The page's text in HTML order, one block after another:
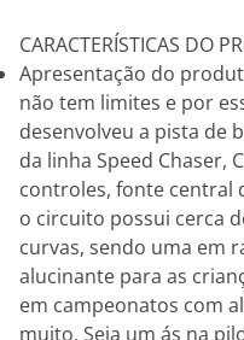
CARACTERÍSTICAS DO
Apresentação do
não tem limites e por
desenvolveu a pista de
da linha Speed Chaser,
controles, fonte central
o circuito possui cerca
curvas, sendo uma em
alucinante para as
em campeonatos com
muito. Seja um ás na